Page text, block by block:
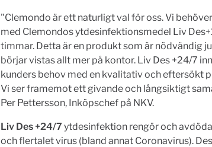
"Clemondo är ett naturligt val för oss. Vi
med Clemondos ytdesinfektionsmedel Liv
timmar. Detta är en produkt som är nödvändig
börjar vistas allt mer på kontor. Liv Des +24/7
kunders behov med en kvalitativ och eftersökt
Vi ser framemot ett givande och långsiktigt
Per Pettersson, Inköpschef på NKV.
Liv Des +24/7ytdesinfektion rengör och
och flertalet virus (bland annat Coronavirus).